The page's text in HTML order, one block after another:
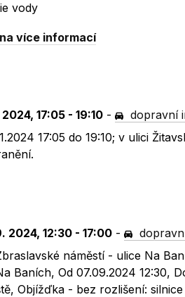
vody
více informací
2024, 17:05 - 19:10 - dopravní
17:05 do 19:10; v ulici
2024, 12:30 - 17:00 -
náměstí - ulice Na
Baních, Od 07.09.2024 12:30,
Objížďka - bez rozlišení: